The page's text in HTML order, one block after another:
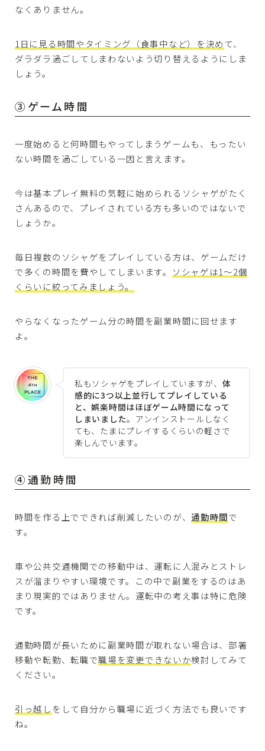
なくありません。
1日に見る時間やタイミング（食事中など）を決めて、
ダラダラ過ごしてしまわないよう切り替えるようにしま
しょう。
③ゲーム時間
一度始めると何時間もやってしまうゲームも、もったい
ない時間を過ごしている一因と言えます。
今は基本プレイ無料の気軽に始められるソシャゲがたく
さんあるので、プレイされている方も多いのではないで
しょうか。
毎日複数のソシャゲをプレイしている方は、ゲームだけ
で多くの時間を費やしてしまいます。 ソシャゲは1〜2個
くらいに絞ってみましょう。
やらなくなったゲーム分の時間を副業時間に回せます
よ。
私もソシャゲをプレイしていますが、 体
感的に3つ以上並行してプレイしている
と、娯楽時間はほぼゲーム時間になって
しまいました。アンインストールしなく
ても、たまにプレイするくらいの軽さで
楽しんでいます。
④通勤時間
時間を作る上でできれば削減したいのが、通勤時間で
す。
車や公共交通機関での移動中は、運転に人混みとストレ
スが溜まりやすい環境です。この中で副業をするのはあ
まり現実的ではありません。運転中の考え事は特に危険
です。
通勤時間が長いために副業時間が取れない場合は、部署
移動や転勤、転職で職場を変更できないか検討してみて
ください。
引っ越し をして自分から職場に近づく方法でも良いです
ね。